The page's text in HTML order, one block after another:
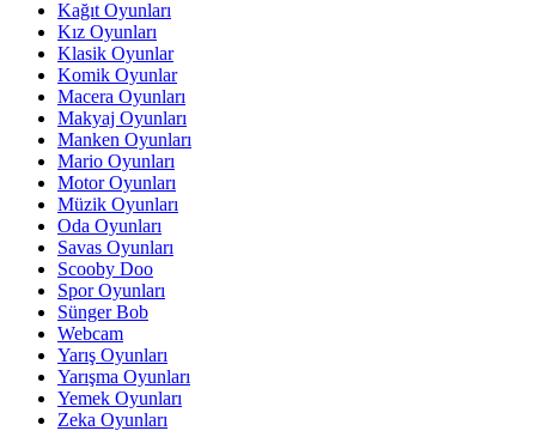
Kağıt Oyunları
Kız Oyunları
Klasik Oyunlar
Komik Oyunlar
Macera Oyunları
Makyaj Oyunları
Manken Oyunları
Mario Oyunları
Motor Oyunları
Müzik Oyunları
Oda Oyunları
Savas Oyunları
Scooby Doo
Spor Oyunları
Sünger Bob
Webcam
Yarış Oyunları
Yarışma Oyunları
Yemek Oyunları
Zeka Oyunları